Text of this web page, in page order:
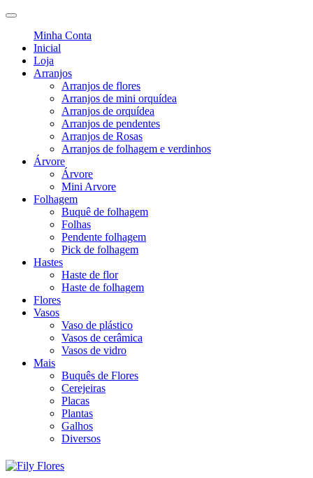
Minha Conta
Inicial
Loja
Arranjos
Arranjos de flores
Arranjos de mini orquídea
Arranjos de orquídea
Arranjos de pendentes
Arranjos de Rosas
Arranjos de folhagem e verdinhos
Árvore
Árvore
Mini Arvore
Folhagem
Buquê de folhagem
Folhas
Pendente folhagem
Pick de folhagem
Hastes
Haste de flor
Haste de folhagem
Flores
Vasos
Vaso de plástico
Vasos de cerâmica
Vasos de vidro
Mais
Buquês de Flores
Cerejeiras
Placas
Plantas
Galhos
Diversos